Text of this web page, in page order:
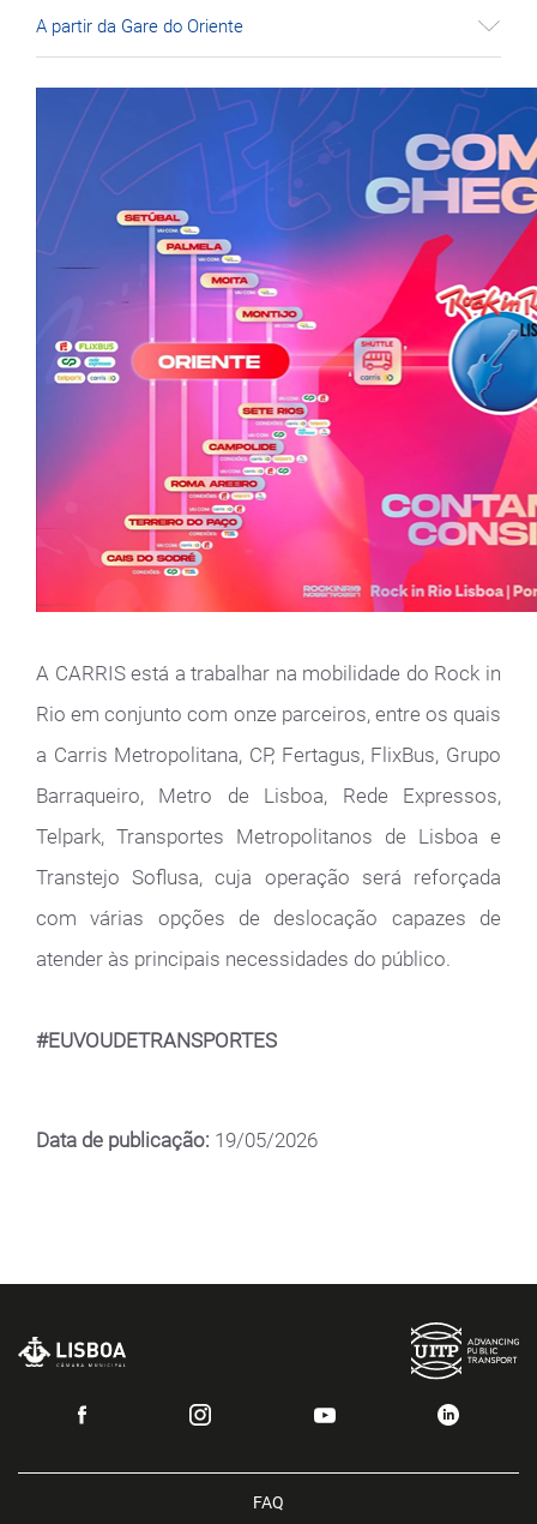
A partir da Gare do Oriente
A CARRIS está a trabalhar na mobilidade do Rock in
Rio em conjunto com onze parceiros, entre os quais
a Carris Metropolitana, CP, Fertagus, FlixBus, Grupo
Barraqueiro, Metro de Lisboa, Rede Expressos,
Telpark, Transportes Metropolitanos de Lisboa e
Transtejo Soflusa, cuja operação será reforçada
com várias opções de deslocação capazes de
atender às principais necessidades do público.
#EUVOUDETRANSPORTES
Data de publicação: 19/05/2026
FAQ